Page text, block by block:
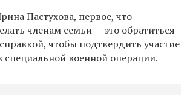
Пастухова, первое, что
членам семьи — это обратиться
чтобы подтвердить участие
специальной военной операции.